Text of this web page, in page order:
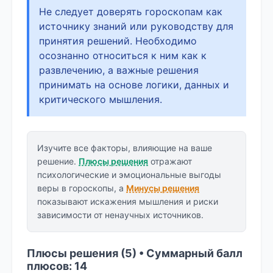
Не следует доверять гороскопам как
источнику знаний или руководству для
принятия решений. Необходимо
осознанно относиться к ним как к
развлечению, а важные решения
принимать на основе логики, данных и
критического мышления.
Изучите все факторы, влияющие на ваше
решение. Плюсы решения отражают
психологические и эмоциональные выгоды
веры в гороскопы, а Минусы решения
показывают искажения мышления и риски
зависимости от ненаучных источников.
Плюсы решения (5) • Суммарный балл
плюсов: 14